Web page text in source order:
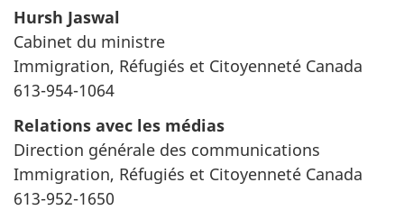
Hursh Jaswal
Cabinet du ministre
Immigration, Réfugiés et Citoyenneté Canada
613-954-1064
Relations avec les médias
Direction générale des communications
Immigration, Réfugiés et Citoyenneté Canada
613-952-1650